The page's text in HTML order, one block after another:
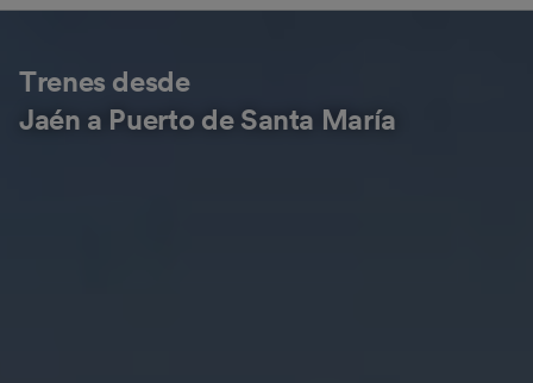
Trenes desde
Jaén a Puerto de Santa María